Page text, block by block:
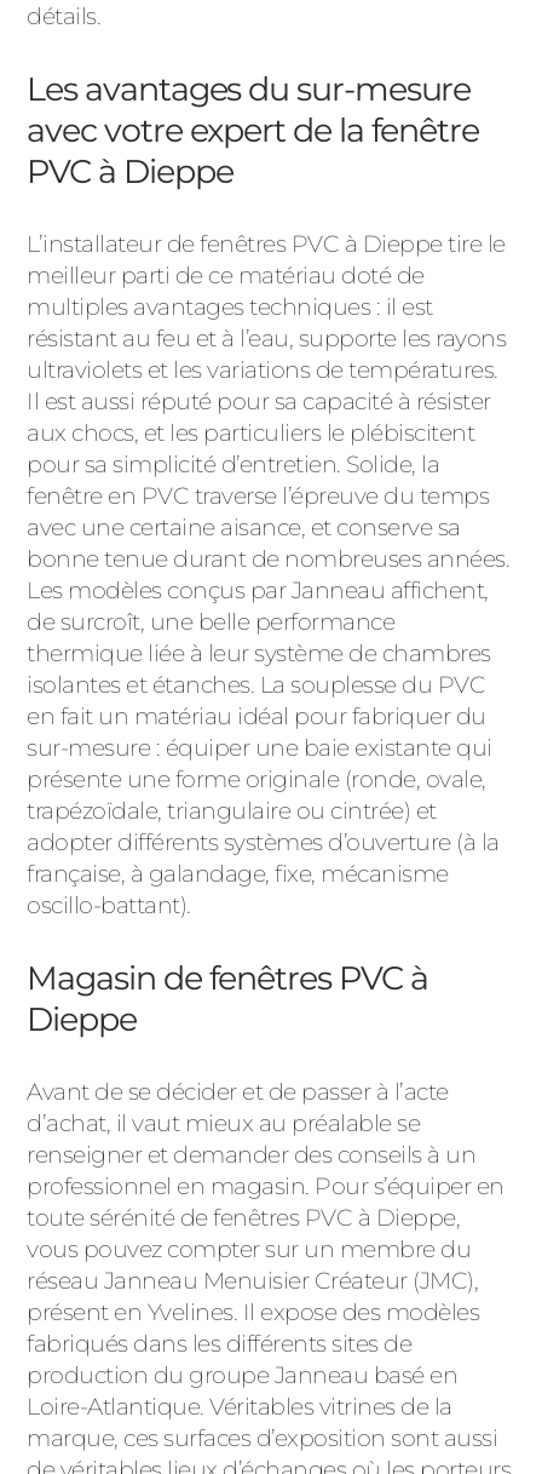
détails.
Les avantages du sur-mesure
avec votre expert de la fenêtre
PVC à Dieppe
L’installateur de fenêtres PVC à Dieppe tire le
meilleur parti de ce matériau doté de
multiples avantages techniques : il est
résistant au feu et à l’eau, supporte les rayons
ultraviolets et les variations de températures.
Il est aussi réputé pour sa capacité à résister
aux chocs, et les particuliers le plébiscitent
pour sa simplicité d’entretien. Solide, la
fenêtre en PVC traverse l’épreuve du temps
avec une certaine aisance, et conserve sa
bonne tenue durant de nombreuses années.
Les modèles conçus par Janneau affichent,
de surcroît, une belle performance
thermique liée à leur système de chambres
isolantes et étanches. La souplesse du PVC
en fait un matériau idéal pour fabriquer du
sur-mesure : équiper une baie existante qui
présente une forme originale (ronde, ovale,
trapézoïdale, triangulaire ou cintrée) et
adopter différents systèmes d’ouverture (à la
française, à galandage, fixe, mécanisme
oscillo-battant).
Magasin de fenêtres PVC à
Dieppe
Avant de se décider et de passer à l’acte
d’achat, il vaut mieux au préalable se
renseigner et demander des conseils à un
professionnel en magasin. Pour s’équiper en
toute sérénité de fenêtres PVC à Dieppe,
vous pouvez compter sur un membre du
réseau Janneau Menuisier Créateur (JMC),
présent en Yvelines. Il expose des modèles
fabriqués dans les différents sites de
production du groupe Janneau basé en
Loire-Atlantique. Véritables vitrines de la
marque, ces surfaces d’exposition sont aussi